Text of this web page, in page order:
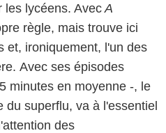
les lycéens. Avec A
règle, mais trouve ici
et, ironiquement, l'un des
Avec ses épisodes
minutes en moyenne -, le
du superflu, va à l'essentiel
des